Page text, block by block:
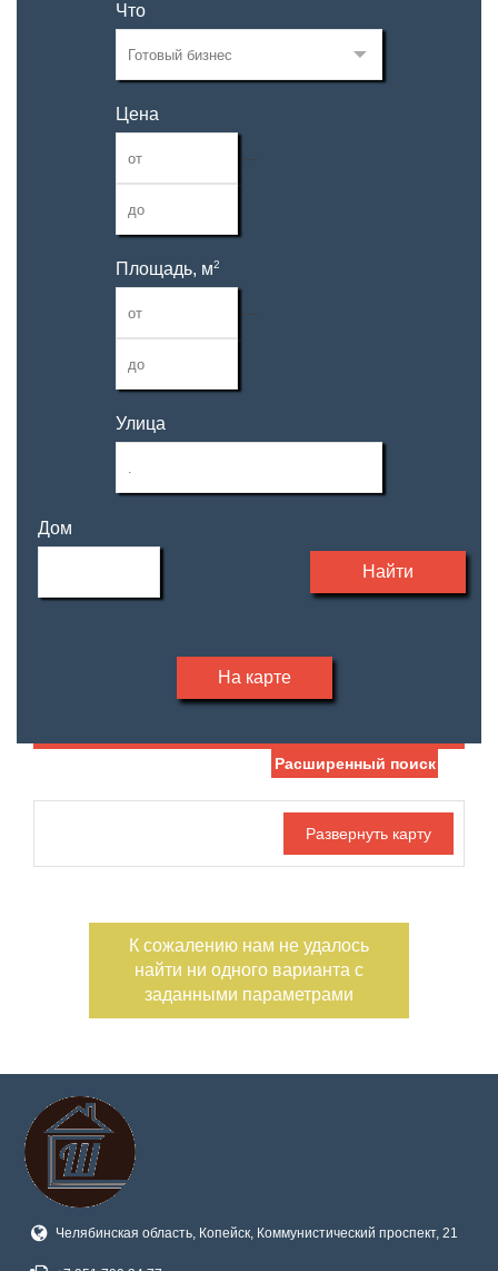
Что
Цена
—
Площадь, м2
—
Улица
Дом
Найти
На карте
Ипотека
Обмен
С фото
Расширенный поиск
К сожалению нам не удалось
найти ни одного варианта с
заданными параметрами
Челябинская область, Копейск, Коммунистический проспект, 21